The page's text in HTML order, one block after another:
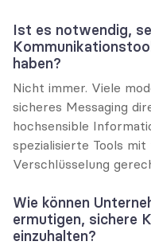
Ist es notwendig,
haben?
Nicht immer. Viele
sicheres Messaging
hochsensible
spezialisierte Tools
Verschlüsselung
Wie können
ermutigen, sichere
einzuhalten?